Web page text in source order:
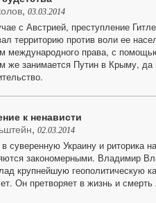
, 03.03.2014
с Австрией, преступление
территорию против воли ее
международного права, с
же занимается Путин в Крыму, да
к ненависти
, 02.03.2014
суверенную Украину и риторика
закономерными. Владимир
крупнейшую геополитическую
Он претворяет в жизнь и